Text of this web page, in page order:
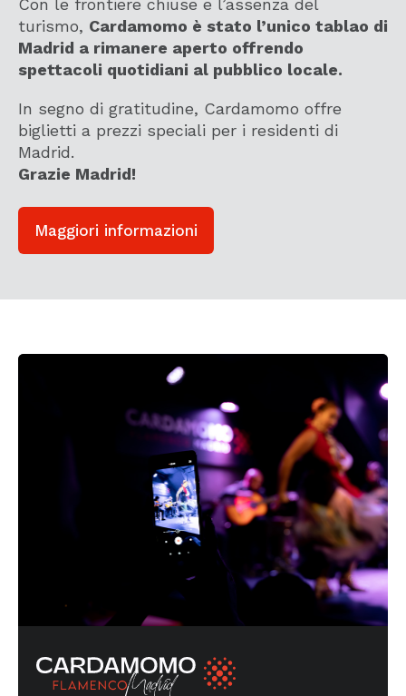
Con le frontiere chiuse e l’assenza del
turismo, Cardamomo è stato l’unico tablao di
Madrid a rimanere aperto offrendo
spettacoli quotidiani al pubblico locale.
In segno di gratitudine, Cardamomo offre
biglietti a prezzi speciali per i residenti di
Madrid.
Grazie Madrid!
Maggiori informazioni